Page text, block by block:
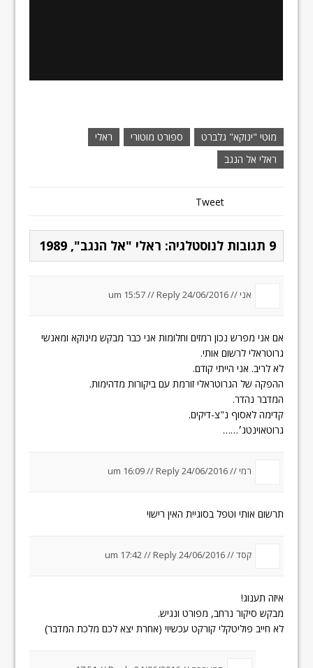
מוטי "ינוקא" גלברט ספורט מוטורי
ראלי
ראלי אל הנגב
Tweet
9 תגובות לנוסטלגיה: ראלי "אל הנגב", 1989
אני //24/06/2016 um 15:57
//Reply
אם אני מפרש נכון רמזים וחלומות אני כבר מבקש מינוקא ומאנשי
גרוטראלי לרשום אותי.
לא לריב. אני הייתי קודם.
ההפקה של הגרוטראלי זורמת עם ביקורות מדהימות.
המדבר נהדר.
קדימה לאסוף נ"צ-דיקים.
גרוטאוינטג׳……
רמי //24/06/2016 um 16:09
//Reply
תרשום אותי וטפל בסוגיית האין רישוי
קסד //24/06/2016 um 17:42
//Reply
איזה תענוג!
מבקש סיקור נרחב, מפורט ונגיש.
לא חייב פוליטקלי קורקט עכשיוי (אחרת יצא לכם מלכת המדבר)